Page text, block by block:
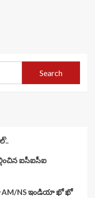
Search
ఐసీఐసీఐ
AM/NS ఇండియా ఖో ఖో